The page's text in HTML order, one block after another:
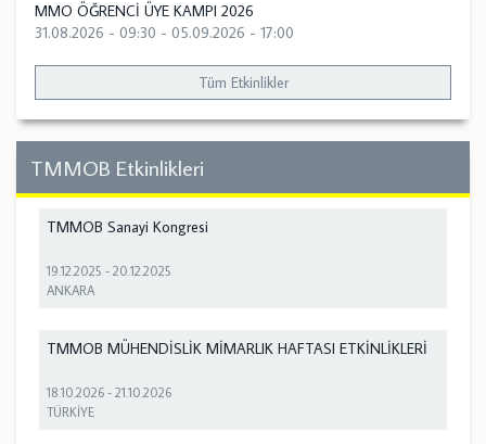
MMO ÖĞRENCİ ÜYE KAMPI 2026
31.08.2026 - 09:30 - 05.09.2026 - 17:00
Tüm Etkinlikler
TMMOB Etkinlikleri
TMMOB Sanayi Kongresi
19.12.2025 -20.12.2025
ANKARA
TMMOB MÜHENDİSLİK MİMARLIK HAFTASI ETKİNLİKLERİ
18.10.2026 -21.10.2026
TÜRKİYE